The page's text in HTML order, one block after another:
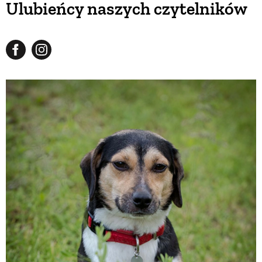
Ulubieńcy naszych czytelników
WARZYWA I OWOCE
ROŚLINY OGRODOWE
PORADY
ZIELEŃ W DOMU
PROJEKTOWANIE OGRODU